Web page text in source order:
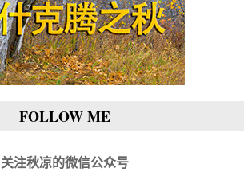
FOLLOW ME
关注秋凉的微信公众号